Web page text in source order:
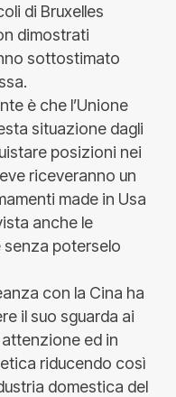
di Bruxelles
dimostrati
sottostimato
è che l’Unione
situazione dagli
posizioni nei
riceveranno un
made in Usa
anche le
senza poterselo
con la Cina ha
il suo sguarda ai
ed in
riducendo così
domestica del